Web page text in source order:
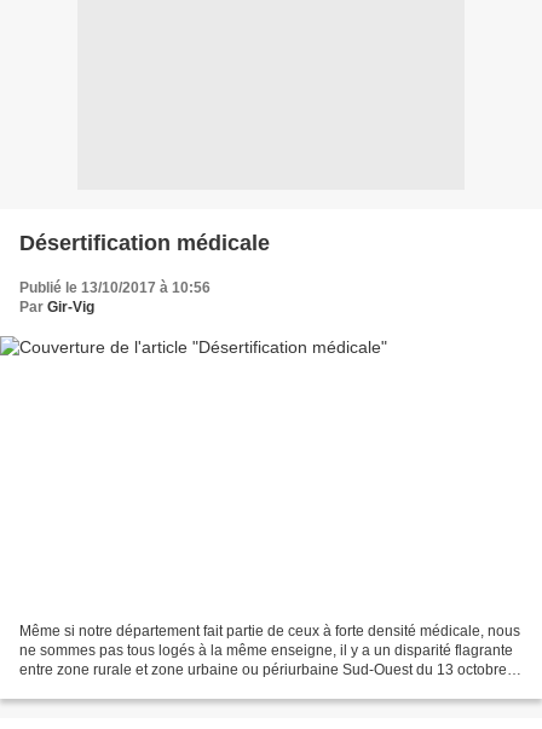
Désertification médicale
Publié le 13/10/2017 à 10:56
Par Gir-Vig
Même si notre département fait partie de ceux à forte densité médicale, nous
ne sommes pas tous logés à la même enseigne, il y a un disparité flagrante
entre zone rurale et zone urbaine ou périurbaine Sud-Ouest du 13 octobre